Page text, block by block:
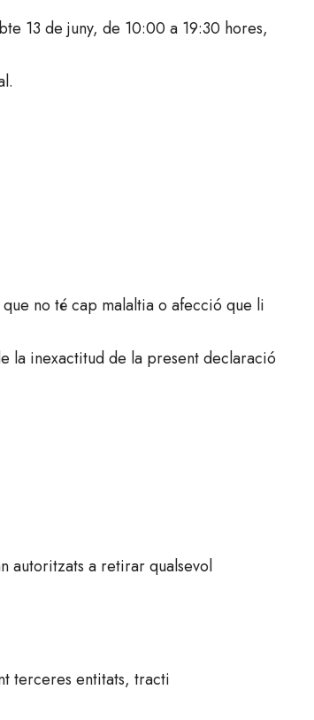
13 de juny, de 10:00 a 19:30 hores,
no té cap malaltia o afecció que li
la inexactitud de la present declaració
autoritzats a retirar qualsevol
terceres entitats, tracti